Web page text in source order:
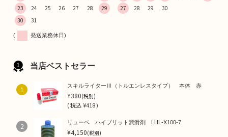
23
24 25 26 27 28
29
30
31
27
28 29 30
( 発送業務休日)
当店ベストセラー
1 スキルライターⅢ（トルエンレスタイプ） 本体 赤
¥380(税別)
(税込¥418 )
2 リューベ ハイブリット潤滑剤 LHL-X100-7
¥4,150(税別)